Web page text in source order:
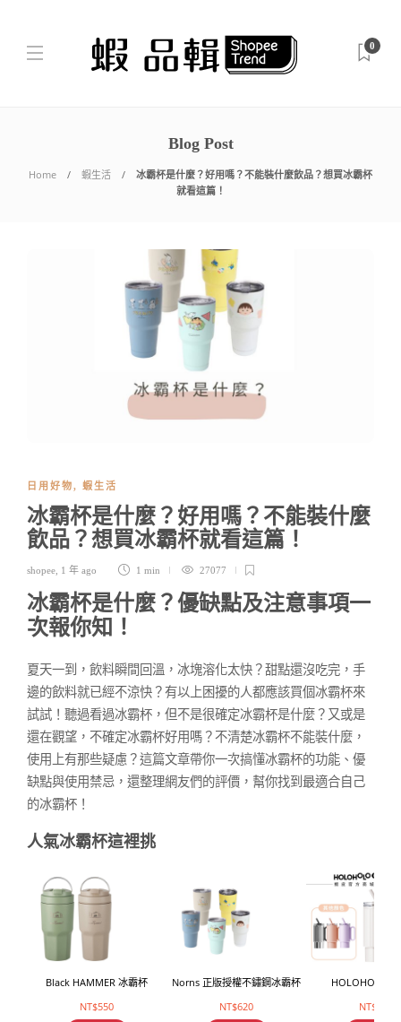
0
Blog Post
Home 蝦生活
冰霸杯是什麼？好用嗎？不能裝什麼飲品？想買冰霸杯
就看這篇！
日用好物, 蝦生活
冰霸杯是什麼？好用嗎？不能裝什麼
飲品？想買冰霸杯就看這篇！
shopee 1 年 ago 1 min 27077
冰霸杯是什麼？優缺點及注意事項一
次報你知！
夏天一到，飲料瞬間回溫，冰塊溶化太快？甜點還沒吃完，手
邊的飲料就已經不涼快？有以上困擾的人都應該買個冰霸杯來
試試！聽過看過冰霸杯，但不是很確定冰霸杯是什麼？又或是
還在觀望，不確定冰霸杯好用嗎？不清楚冰霸杯不能裝什麼，
使用上有那些疑慮？這篇文章帶你一次搞懂冰霸杯的功能、優
缺點與使用禁忌，還整理網友們的評價，幫你找到最適合自己
的冰霸杯！
人氣冰霸杯這裡挑
Black HAMMER 冰霸杯
NT$550
Norns 正版授權不鏽鋼冰霸杯
NT$620
HOLOHOLO
NT$859